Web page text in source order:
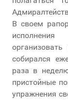
В своем
собирался
раза в
пристойные
упражнения